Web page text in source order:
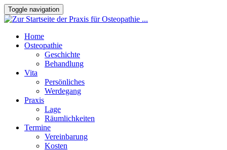
Toggle navigation
Home
Osteopathie
Geschichte
Behandlung
Vita
Persönliches
Werdegang
Praxis
Lage
Räumlichkeiten
Termine
Vereinbarung
Kosten